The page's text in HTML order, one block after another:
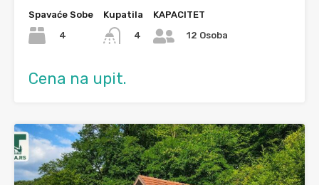
Spavaće Sobe
4
Kupatila
4
KAPACITET
12 Osoba
Cena na upit.